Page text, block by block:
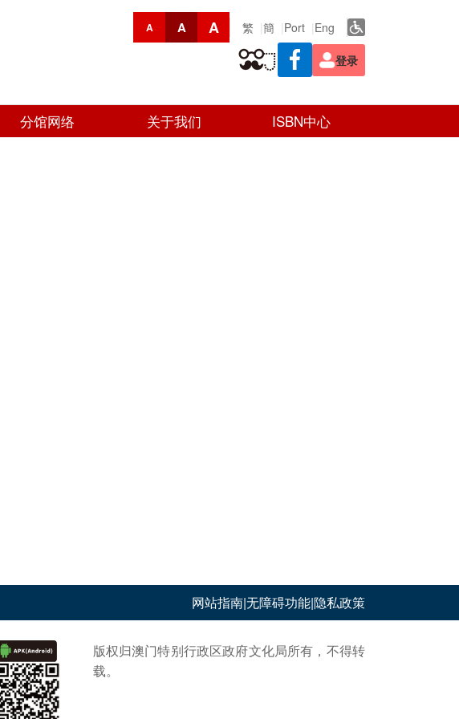
A A A 繁 簡 Port Eng
登录
分馆网络 关于我们 ISBN中心
网站指南|无障碍功能|隐私政策
版权归澳门特别行政区政府文化局所有，不得转
载。